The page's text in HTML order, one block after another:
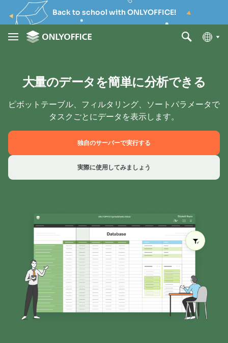
Back to school with ONLYOFFICE!
大量のデータを簡単に分析できる
ピボットテーブル、フィルタリング、ソートパラメータで
タスクごとにデータを表示します。
独自のサーバーで実行する
実際に使用してみましょう